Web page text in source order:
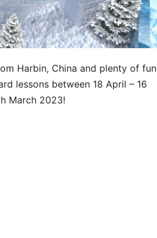
Harbin, China and plenty of fun
lessons between 18 April – 16
March 2023!